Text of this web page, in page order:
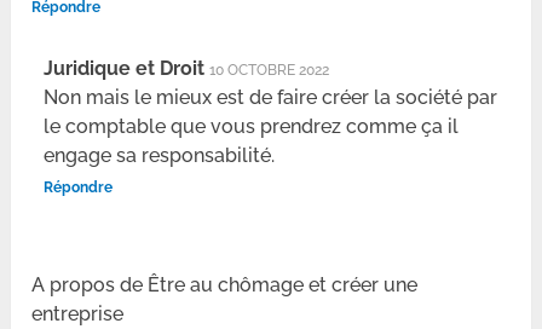
Répondre
Juridique et Droit 10 OCTOBRE 2022
Non mais le mieux est de faire créer la société par
le comptable que vous prendrez comme ça il
engage sa responsabilité.
Répondre
A propos de Être au chômage et créer une
entreprise